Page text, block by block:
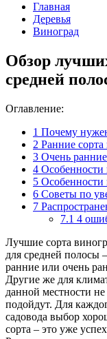
Главная
Деревья
Виноград
Обзор
средней
Оглавление:
1 Почему
2 Ранние
3 Очень ранние
4 Особенности
5 Особенности
6 Советы по
7
7.1 4
Лучшие сорта
для средней полосы –
ранние или очень
Другие же для
данной местности не
подойдут. Для
садовода выбор
сорта – это уже